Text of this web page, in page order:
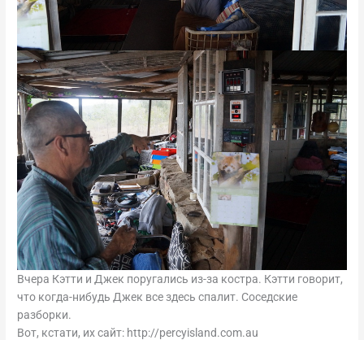
Вчера Кэтти и Джек поругались из-за костра. Кэтти говорит,
что когда-нибудь Джек все здесь спалит. Соседские
разборки.
Вот, кстати, их сайт: http://percyisland.com.au